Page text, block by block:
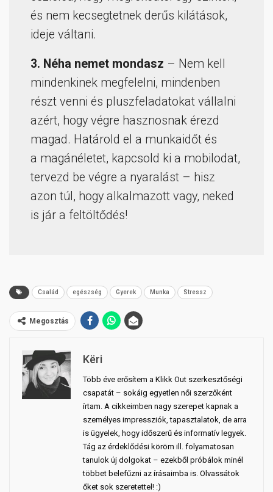
és nem kecsegtetnek derűs kilátások,
ideje váltani.
3. Néha nemet mondasz – Nem kell
mindenkinek megfelelni, mindenben
részt venni és pluszfeladatokat vállalni
azért, hogy végre hasznosnak érezd
magad. Határold el a munkaidőt és
a magánéletet, kapcsold ki a mobilodat,
tervezd be végre a nyaralást – hisz
azon túl, hogy alkalmazott vagy, neked
is jár a feltöltődés!
Család egészség Gyerek Munka Stressz
Megosztás
Këri
Több éve erősítem a Klikk Out szerkesztőségi
csapatát – sokáig egyetlen női szerzőként
írtam. A cikkeimben nagy szerepet kapnak a
személyes impressziók, tapasztalatok, de arra
is ügyelek, hogy időszerű és informatív legyek.
Tág az érdeklődési köröm ill. folyamatosan
tanulok új dolgokat – ezekből próbálok minél
többet belefűzni az írásaimba is. Olvassátok
őket sok szeretettel! :)